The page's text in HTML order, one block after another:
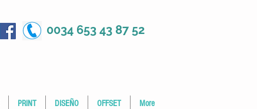
0034 653 43 87 52
PRINT DISEÑO OFFSET More